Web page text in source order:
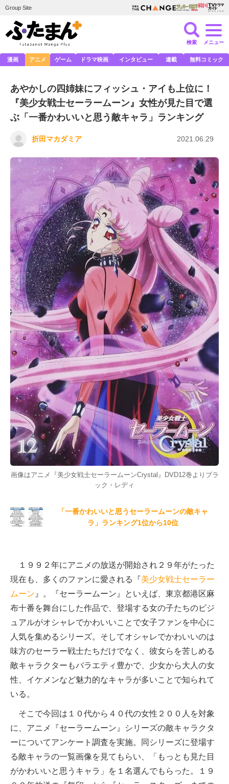
Group Site
検索 メニュー
漫画 アニメ ゲーム ドラマ映画 インタビュー 連載 無料コミック
あやかしの四姉妹にフィッシュ・アイも上位に！
『美少女戦士セーラームーン』女性が見た目で選
ぶ「一番かわいいと思う敵キャラ」ランキング
折田マカダミア 2021.06.29
画像はアニメ『美少女戦士セーラームーンCrystal』DVD12巻よりブラ
ック・レディ
「一番かわいいと思うセーラームーンの敵キャ
ラ」ランキング1位から10位
１９９２年にアニメの放送が開始され２９年がたった
現在も、多くのファンに愛される『美少女戦士セーラー
ムーン 』。『セーラームーン』といえば、東京都港区麻
布十番を舞台にした作品で、登場する女の子たちのビジ
ュアルがオシャレでかわいいことで女子ファンを中心に
人気を集めるシリーズ。そしてオシャレでかわいいのは
味方のセーラー戦士たちだけでなく、彼女らを苦しめる
敵キャラクターもバラエティ豊かで、少女から大人の女
性、イケメンなど魅力的なキャラが多いことで知られて
いる。
そこで今回は１０代から４０代の女性２００人を対象
に、アニメ『セーラームーン』シリーズの敵キャラクタ
ーについてアンケート調査を実施。同シリーズに登場す
る敵キャラの一覧画像を見てもらい、「もっとも見た目
がかわいいと思うキャラ」を１名選んでもらった。１９